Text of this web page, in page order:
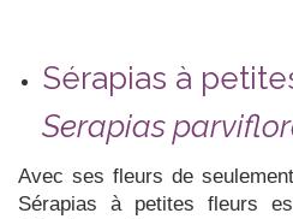
Sérapias à
Serapias
Avec ses fleurs de
Sérapias à petites fleurs